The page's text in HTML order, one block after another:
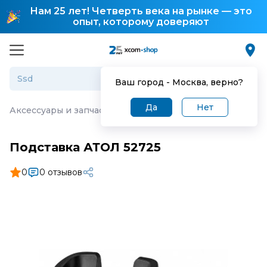
Нам 25 лет! Четверть века на рынке — это
опыт, которому доверяют
Ваш город - Москва, верно?
Да Нет
Аксессуары и запчасти для торгового оборудования
Подставка АТОЛ 52725
0 0 отзывов